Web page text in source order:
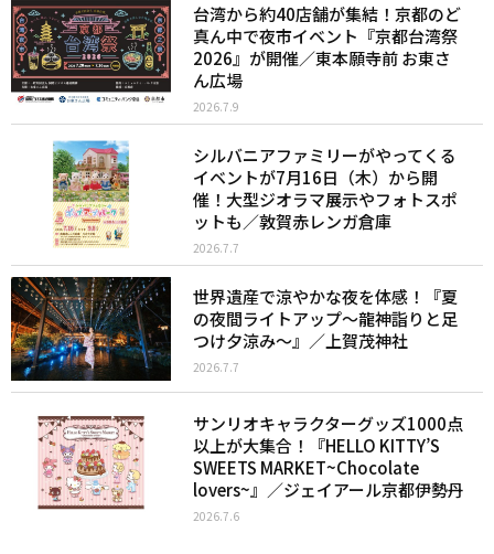
台湾から約40店舗が集結！京都のど
真ん中で夜市イベント『京都台湾祭
2026』が開催／東本願寺前 お東さ
ん広場
2026.7.9
シルバニアファミリーがやってくる
イベントが7月16日（木）から開
催！大型ジオラマ展示やフォトスポ
ットも／敦賀赤レンガ倉庫
2026.7.7
世界遺産で涼やかな夜を体感！『夏
の夜間ライトアップ～龍神詣りと足
つけ夕涼み～』／上賀茂神社
2026.7.7
サンリオキャラクターグッズ1000点
以上が大集合！『HELLO KITTY’S
SWEETS MARKET~Chocolate
lovers~』／ジェイアール京都伊勢丹
2026.7.6